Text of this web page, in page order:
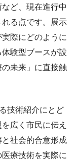
ど、現在進行中
る点です。展示
際にどのように
験型ブースが設
未来」に直接触
技術紹介にとど
広く市民に伝え
社会的合意形成
療技術を実際に